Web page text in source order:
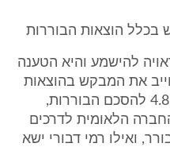
בכלל הוצאות הבוררות
להישמע והיא הטענה
את המבקש בהוצאות
הבוררות, חרף האמור בסעיף 4.8 להסכם הבוררות,
הלאומית לדרכים
הבורר, ואילו רמי דבורי ישא